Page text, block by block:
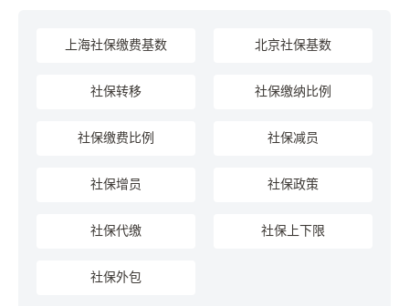
上海社保缴费基数 北京社保基数
社保转移 社保缴纳比例
社保缴费比例 社保减员
社保增员 社保政策
社保代缴 社保上下限
社保外包